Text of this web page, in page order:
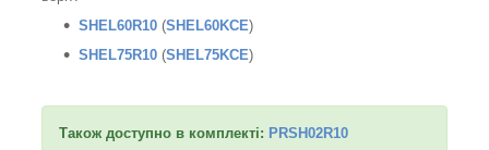
SHEL60R10 (SHEL60KCE)
SHEL75R10 (SHEL75KCE)
Також доступно в комплекті: PRSH02R10